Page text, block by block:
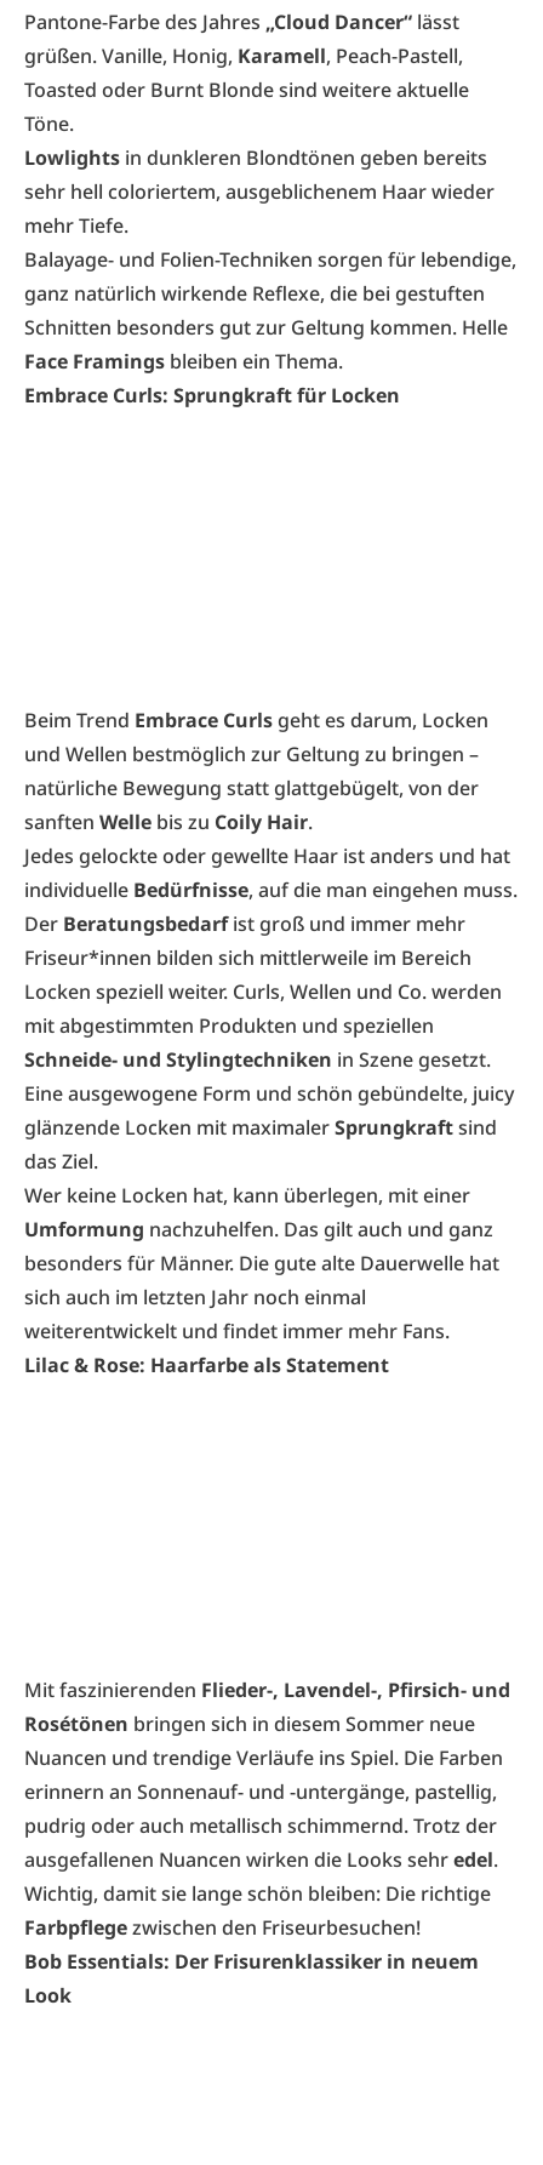
Pantone-Farbe des Jahres „Cloud Dancer“ lässt
grüßen. Vanille, Honig, Karamell, Peach-Pastell,
Toasted oder Burnt Blonde sind weitere aktuelle
Töne.
Lowlights in dunkleren Blondtönen geben bereits
sehr hell coloriertem, ausgeblichenem Haar wieder
mehr Tiefe.
Balayage- und Folien-Techniken sorgen für lebendige,
ganz natürlich wirkende Reflexe, die bei gestuften
Schnitten besonders gut zur Geltung kommen. Helle
Face Framings bleiben ein Thema.
Embrace Curls: Sprungkraft für Locken
Beim Trend Embrace Curlsgeht es darum, Locken
und Wellen bestmöglich zur Geltung zu bringen –
natürliche Bewegung statt glattgebügelt, von der
sanften Welle bis zu Coily Hair.
Jedes gelockte oder gewellte Haar ist anders und hat
individuelle Bedürfnisse, auf die man eingehen muss.
Der Beratungsbedarfist groß und immer mehr
Friseur*innen bilden sich mittlerweile im Bereich
Locken speziell weiter. Curls, Wellen und Co. werden
mit abgestimmten Produkten und speziellen
Schneide- und Stylingtechniken in Szene gesetzt.
Eine ausgewogene Form und schön gebündelte, juicy
glänzende Locken mit maximalerSprungkraftsind
das Ziel.
Wer keine Locken hat, kann überlegen, mit einer
Umformung nachzuhelfen. Das gilt auch und ganz
besonders für Männer. Die gute alte Dauerwelle hat
sich auch im letzten Jahr noch einmal
weiterentwickelt und findet immer mehr Fans.
Lilac & Rose: Haarfarbe als Statement
Mit faszinierenden Flieder-, Lavendel-, Pfirsich- und
Rosétönen bringen sich in diesem Sommer neue
Nuancen und trendige Verläufe ins Spiel. Die Farben
erinnern an Sonnenauf- und -untergänge, pastellig,
pudrig oder auch metallisch schimmernd. Trotz der
ausgefallenen Nuancen wirken die Looks sehredel.
Wichtig, damit sie lange schön bleiben: Die richtige
Farbpflegezwischen den Friseurbesuchen!
Bob Essentials: Der Frisurenklassiker in neuem
Look